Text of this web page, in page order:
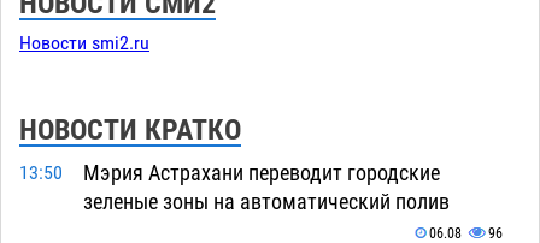
Новости smi2.ru
НОВОСТИ КРАТКО
13:50
Мэрия Астрахани переводит городские
зеленые зоны на автоматический полив
06.08 96